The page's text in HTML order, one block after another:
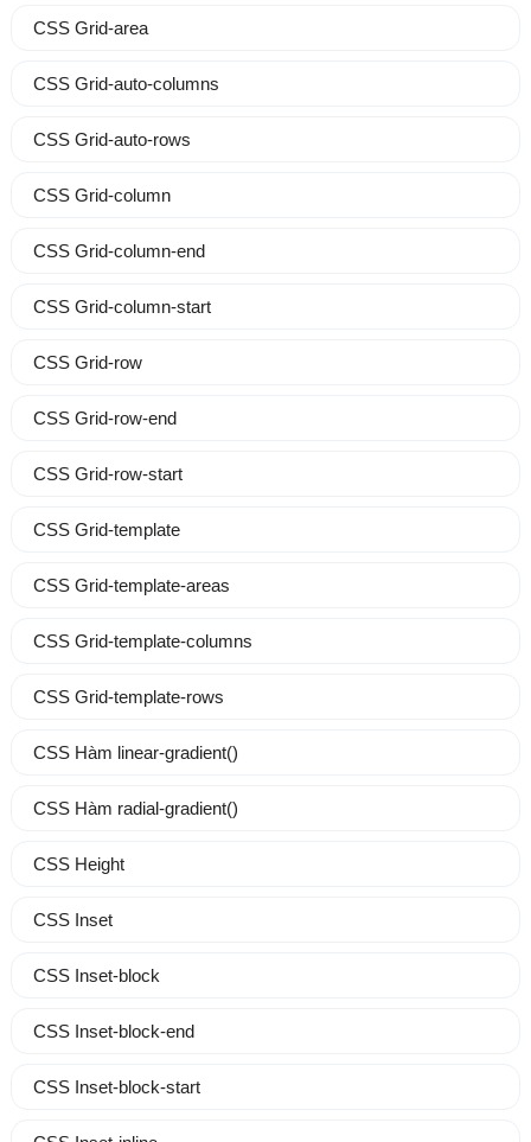
CSS Grid-area
CSS Grid-auto-columns
CSS Grid-auto-rows
CSS Grid-column
CSS Grid-column-end
CSS Grid-column-start
CSS Grid-row
CSS Grid-row-end
CSS Grid-row-start
CSS Grid-template
CSS Grid-template-areas
CSS Grid-template-columns
CSS Grid-template-rows
CSS Hàm linear-gradient()
CSS Hàm radial-gradient()
CSS Height
CSS Inset
CSS Inset-block
CSS Inset-block-end
CSS Inset-block-start